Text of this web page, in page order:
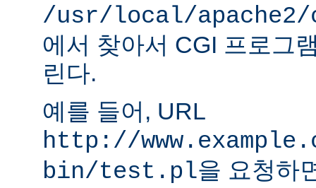
/usr/local/
에서 찾아서 CGI 프로그
린다.
예를 들어, URL
http://
bin/test.pl을 요청하